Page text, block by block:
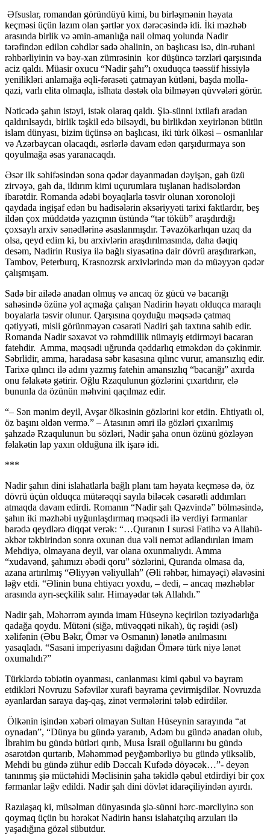
Əfsuslar, romandan göründüyü kimi, bu birləşmənin həyata
keçməsi üçün lazım olan şərtlər yox dərəcəsində idi. İki məzhəb
arasında birlik və əmin-amanlığa nail olmaq yolunda Nadir
tərəfindən edilən cəhdlər sadə əhalinin, ən başlıcası isə, din-ruhani
rəhbərliyinin və bəy-xan zümrəsinin kor düşüncə tərzləri qarşısında
aciz qaldı. Müasir oxucu “Nadir şahı”ı oxuduqca təəssüf hissiylə
yenilikləri anlamağa əqli-fərasəti çatmayan kütləni, başda molla-
qazi, varlı elita olmaqla, islhata dəstək ola bilməyən qüvvələri görür.
Nəticədə şahın istəyi, istək olaraq qaldı. Şiə-sünni ixtilafı aradan
qaldırılsaydı, birlik təşkil edə bilsəydi, bu birlikdən xeyirlənən bütün
islam dünyası, bizim üçünsə ən başlıcası, iki türk ölkəsi – osmanlılar
və Azərbaycan olacaqdı, əsrlərlə davam edən qarşıdurmaya son
qoyulmağa əsas yaranacaqdı.
Əsər ilk səhifəsindən sona qədər dayanmadan dəyişən, gah üzü
zirvəyə, gah da, ildırım kimi uçurumlara tuşlanan hadisələrdən
ibarətdir. Romanda ədəbi boyaqlarla təsvir olunan xoronoloji
qaydada ingişaf edən bu hadisələrin əksəriyyəti tarixi faktlardır, beş
ildən çox müddətdə yazıçının üstündə “tər töküb” araşdırdığı
çoxsaylı arxiv sənədlərinə əsaslanmışdır. Təvazökarlıqan uzaq da
olsa, qeyd edim ki, bu arxivlərin araşdırılmasında, daha dəqiq
desəm, Nadirin Rusiya ilə bağlı siyasətinə dair dövrü araşdırarkən,
Tambov, Peterburq, Krasnozrsk arxivlərində mən də müəyyən qədər
çalışmışam.
Sadə bir ailədə anadan olmuş və ancaq öz gücü və bacarığı
sahəsində özünə yol açmağa çalışan Nadirin həyatı olduqca maraqlı
boyalarla təsvir olunur. Qarşısına qoyduğu məqsədə çatmaq
qətiyyəti, misli görünməyən cəsarəti Nadiri şah taxtına sahib edir.
Romanda Nadir səxavət və rəhmdillik nümayiş etdirməyi bacaran
fatehdir. Amma, məqsədi uğrunda qəddarlıq etməkdən də çəkinmir.
Səbrlidir, amma, haradasa səbr kasasına qılınc vurur, amansızlıq edir.
Tarixə qılıncı ilə adını yazmış fatehin amansızlıq “bacarığı” axırda
onu fəlakətə gətirir. Oğlu Rzaqulunun gözlərini çıxartdırır, elə
bununla da özünün məhvini qaçılmaz edir.
“– Sən mənim deyil, Avşar ölkəsinin gözlərini kor etdin. Ehtiyatlı ol,
öz başını əldən vermə.” – Atasının əmri ilə gözləri çıxarılmış
şahzadə Rzaqulunun bu sözləri, Nadir şaha onun özünü gözləyən
fəlakətin lap yaxın olduğuna ilk işarə idi.
***
Nadir şahın dini islahatlarla bağlı planı tam həyata keçməsə də, öz
dövrü üçün olduqca mütərəqqi sayıla biləcək cəsarətli addımları
atmaqda davam edirdi. Romanın “Nadir şah Qəzvində” bölməsində,
şahın iki məzhəbi uyğunlaşdırmaq məqsədi ilə verdiyi fərmanlar
barədə qeydlərə diqqət verək: “…Quranın I surəsi Fatihə və Allahü-
əkbər təkbirindən sonra oxunan dua vəli nemət adlandırılan imam
Mehdiyə, olmayana deyil, var olana oxunmalıydı. Amma
“xudavənd, şahımızı əbədi qoru” sözlərini, Quranda olmasa da,
azana artırılmış “Əliyyən vəliyullah” (Əli rəhbər, himayəçi) əlavəsini
ləğv etdi. “Əlinin buna ehtiyacı yoxdu, – dedi, – ancaq məzhəblər
arasında ayrı-seçkilik salır. Himayədar tək Allahdı.”
Nadir şah, Məhərrəm ayında imam Hüseynə keçirilən təziyədarlığa
qadağa qoydu. Mütəni (siğə, müvəqqəti nikah), üç rəşidi (əsl)
xəlifənin (Əbu Bəkr, Ömər və Osmanın) lənətlə anılmasını
yasaqladı. “Sasani imperiyasını dağıdan Ömərə türk niyə lənət
oxumalıdı?”
Türklərdə təbiətin oyanması, canlanması kimi qəbul və bayram
etdikləri Novruzu Səfəvilər xurafi bayrama çevirmişdilər. Novruzda
əyanlardan saraya daş-qaş, zinət vermələrini tələb edirdilər.
Ölkənin işindən xəbəri olmayan Sultan Hüseynin sarayında “at
oynadan”, “Dünya bu gündə yaranıb, Adəm bu gündə anadan olub,
İbrahim bu gündə bütləri qırıb, Musa İsrail oğullarını bu gündə
əsarətdən qurtarıb, Məhəmməd peyğəmbərliyə bu gündə yüksəlib,
Mehdi bu gündə zühur edib Dəccalı Kufədə döyəcək…”- deyən
tanınmış şiə müctəhidi Məclisinin şaha təkidlə qəbul etdirdiyi bir çox
fərmanlar ləğv edildi. Nadir şah dini dövlət idarəçiliyindən ayırdı.
Razılaşaq ki, müsəlman dünyasında şiə-sünni hərc-mərcliyinə son
qoymaq üçün bu hərəkət Nadirin hansı islahatçılıq arzuları ilə
yaşadığına gözəl sübutdur.